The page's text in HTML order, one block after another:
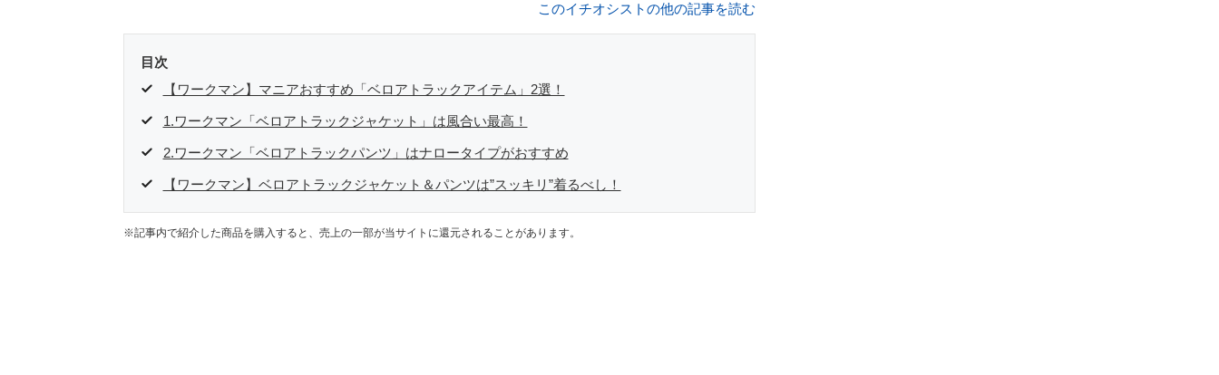
このイチオシストの他の記事を読む
目次
【ワークマン】マニアおすすめ「ベロアトラックアイテム」2選！
1.ワークマン「ベロアトラックジャケット」は風合い最高！
2.ワークマン「ベロアトラックパンツ」はナロータイプがおすすめ
【ワークマン】ベロアトラックジャケット＆パンツは”スッキリ”着るべし！
※記事内で紹介した商品を購入すると、売上の一部が当サイトに還元されることがあります。